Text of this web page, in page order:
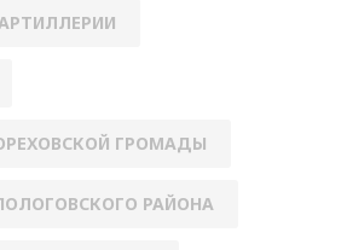
ГРОМАДЫ
РАЙОНА